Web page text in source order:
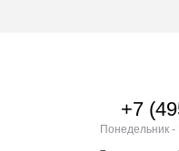
+7
Понедельник -